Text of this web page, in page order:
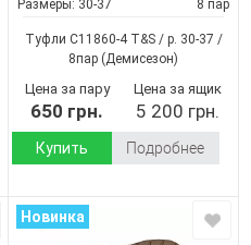
Размеры: 30-37 8 пар
Туфли C11860-4 T&S / p. 30-37 /
8пар (Демисезон)
Цена за пару
650 грн.
Цена за ящик
5 200 грн.
Купить Подробнее
Новинка